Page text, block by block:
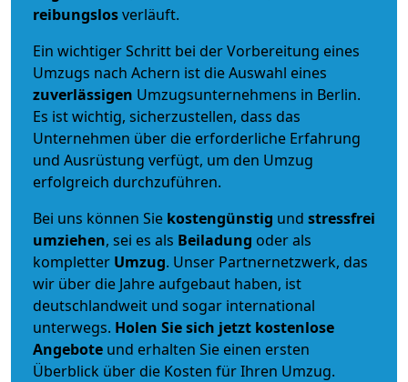
reibungslosverläuft.
Ein wichtiger Schritt bei der Vorbereitung eines
Umzugs nach Achern ist die Auswahl eines
zuverlässigen Umzugsunternehmens in Berlin.
Es ist wichtig, sicherzustellen, dass das
Unternehmen über die erforderliche Erfahrung
und Ausrüstung verfügt, um den Umzug
erfolgreich durchzuführen.
Bei uns können Sie kostengünstig und stressfrei
umziehen, sei es als Beiladung oder als
kompletter Umzug. Unser Partnernetzwerk, das
wir über die Jahre aufgebaut haben, ist
deutschlandweit und sogar international
unterwegs. Holen Sie sich jetzt kostenlose
Angebote und erhalten Sie einen ersten
Überblick über die Kosten für Ihren Umzug.